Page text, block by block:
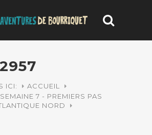
ICI:
ACCUEIL
7 - PREMIERS PAS
NORD